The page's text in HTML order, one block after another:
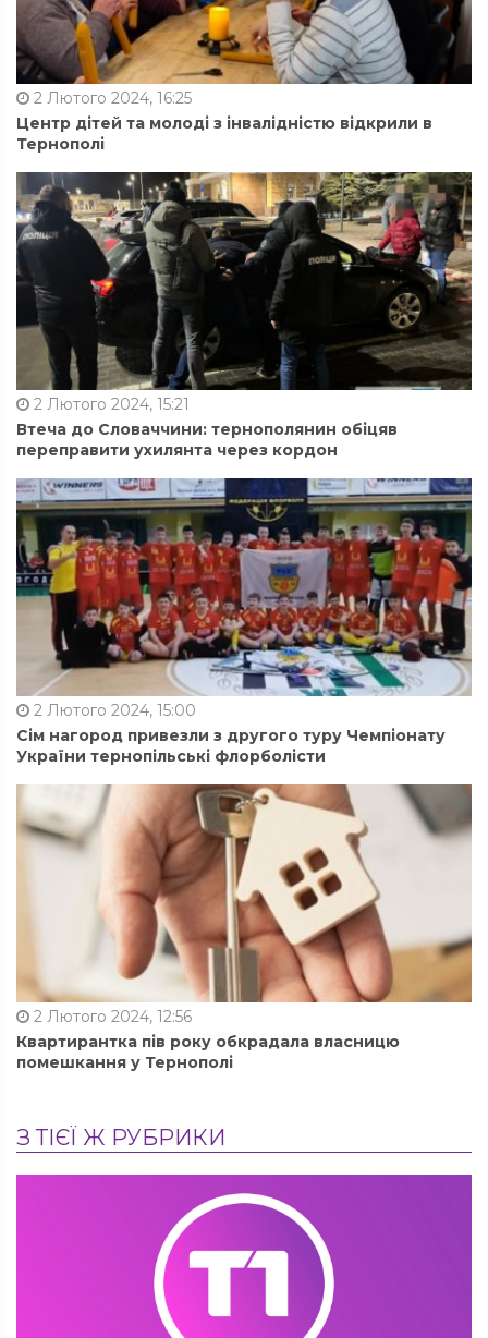
2 Лютого 2024, 16:25
Центр дітей та молоді з інвалідністю відкрили в
Тернополі
2 Лютого 2024, 15:21
Втеча до Словаччини: тернополянин обіцяв
переправити ухилянта через кордон
2 Лютого 2024, 15:00
Сім нагород привезли з другого туру Чемпіонату
України тернопільські флорболісти
2 Лютого 2024, 12:56
Квартирантка пів року обкрадала власницю
помешкання у Тернополі
З ТІЄЇ Ж РУБРИКИ